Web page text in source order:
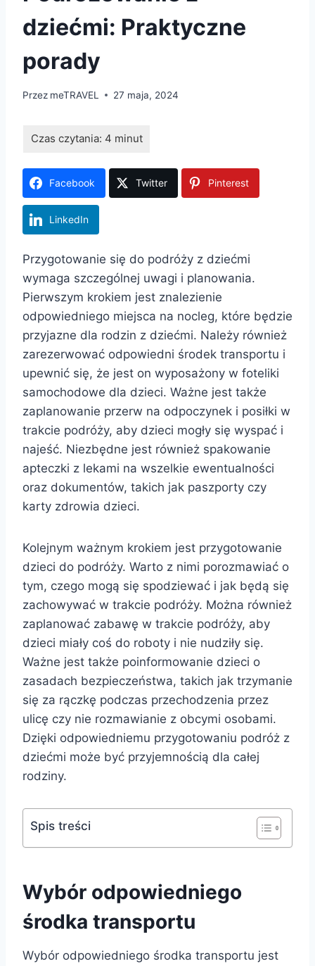
dziećmi: Praktyczne
porady
Przez meTRAVEL 27 maja, 2024
Facebook Twitter Pinterest
LinkedIn
Przygotowanie się do podróży z dziećmi
wymaga szczególnej uwagi i planowania.
Pierwszym krokiem jest znalezienie
odpowiedniego miejsca na nocleg, które będzie
przyjazne dla rodzin z dziećmi. Należy również
zarezerwować odpowiedni środek transportu i
upewnić się, że jest on wyposażony w foteliki
samochodowe dla dzieci. Ważne jest także
zaplanowanie przerw na odpoczynek i posiłki w
trakcie podróży, aby dzieci mogły się wyspać i
najeść. Niezbędne jest również spakowanie
apteczki z lekami na wszelkie ewentualności
oraz dokumentów, takich jak paszporty czy
karty zdrowia dzieci.
Kolejnym ważnym krokiem jest przygotowanie
dzieci do podróży. Warto z nimi porozmawiać o
tym, czego mogą się spodziewać i jak będą się
zachowywać w trakcie podróży. Można również
zaplanować zabawę w trakcie podróży, aby
dzieci miały coś do roboty i nie nudziły się.
Ważne jest także poinformowanie dzieci o
zasadach bezpieczeństwa, takich jak trzymanie
się za rączkę podczas przechodzenia przez
ulicę czy nie rozmawianie z obcymi osobami.
Dzięki odpowiedniemu przygotowaniu podróż z
dziećmi może być przyjemnością dla całej
rodziny.
Spis treści
Wybór odpowiedniego
środka transportu
Wybór odpowiedniego środka transportu jest